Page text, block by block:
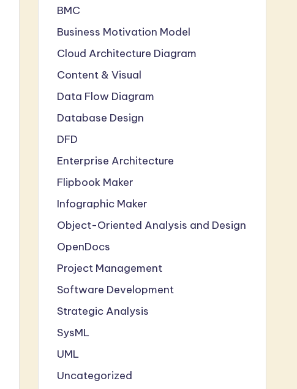
BMC
Business Motivation Model
Cloud Architecture Diagram
Content & Visual
Data Flow Diagram
Database Design
DFD
Enterprise Architecture
Flipbook Maker
Infographic Maker
Object-Oriented Analysis and Design
OpenDocs
Project Management
Software Development
Strategic Analysis
SysML
UML
Uncategorized